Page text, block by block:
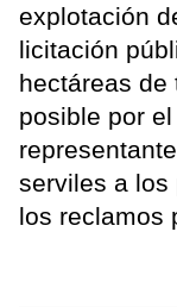
explotación
licitación
hectáreas de
posible por
serviles a los
los reclamos